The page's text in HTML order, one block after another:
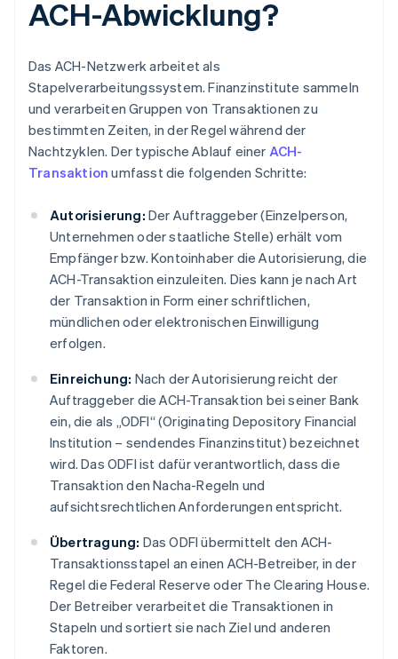
ACH-Abwicklung?
Das ACH-Netzwerk arbeitet als
Stapelverarbeitungssystem. Finanzinstitute sammeln
und verarbeiten Gruppen von Transaktionen zu
bestimmten Zeiten, in der Regel während der
Nachtzyklen. Der typische Ablauf einer ACH-
Transaktion umfasst die folgenden Schritte:
Autorisierung: Der Auftraggeber (Einzelperson,
Unternehmen oder staatliche Stelle) erhält vom
Empfänger bzw. Kontoinhaber die Autorisierung, die
ACH-Transaktion einzuleiten. Dies kann je nach Art
der Transaktion in Form einer schriftlichen,
mündlichen oder elektronischen Einwilligung
erfolgen.
Einreichung: Nach der Autorisierung reicht der
Auftraggeber die ACH-Transaktion bei seiner Bank
ein, die als „ODFI“ (Originating Depository Financial
Institution – sendendes Finanzinstitut) bezeichnet
wird. Das ODFI ist dafür verantwortlich, dass die
Transaktion den Nacha-Regeln und
aufsichtsrechtlichen Anforderungen entspricht.
Übertragung: Das ODFI übermittelt den ACH-
Transaktionsstapel an einen ACH-Betreiber, in der
Regel die Federal Reserve oder The Clearing House.
Der Betreiber verarbeitet die Transaktionen in
Stapeln und sortiert sie nach Ziel und anderen
Faktoren.